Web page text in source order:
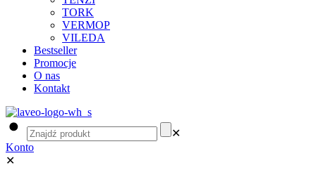
TORK
VERMOP
VILEDA
Bestseller
Promocje
O nas
Kontakt
✕
Konto
✕